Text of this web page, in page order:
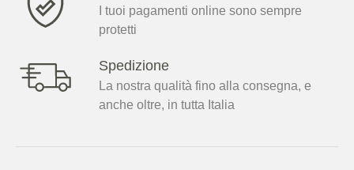
I tuoi pagamenti online sono sempre
protetti
Spedizione
La nostra qualità fino alla consegna, e
anche oltre, in tutta Italia